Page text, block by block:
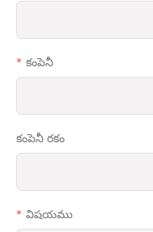
కంపెనీ
కంపెనీ రకం
విషయము